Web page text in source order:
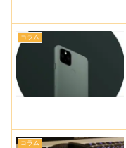
コラム
コラム